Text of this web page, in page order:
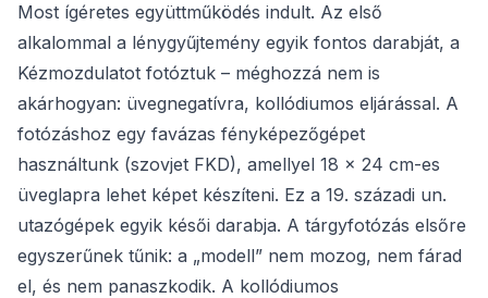
Most ígéretes együttműködés indult. Az első
alkalommal a lénygyűjtemény egyik fontos darabját, a
Kézmozdulatot fotóztuk – méghozzá nem is
akárhogyan: üvegnegatívra, kollódiumos eljárással. A
fotózáshoz egy favázas fényképezőgépet
használtunk (szovjet FKD), amellyel 18 × 24 cm-es
üveglapra lehet képet készíteni. Ez a 19. századi un.
utazógépek egyik késői darabja. A tárgyfotózás elsőre
egyszerűnek tűnik: a „modell” nem mozog, nem fárad
el, és nem panaszkodik. A kollódiumos